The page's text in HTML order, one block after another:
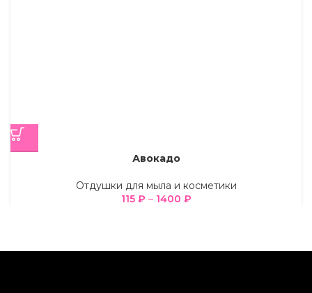
Авокадо
Отдушки для мыла и косметики
115 ₽ – 1400 ₽